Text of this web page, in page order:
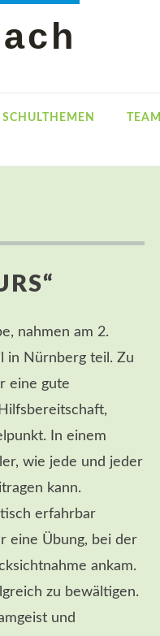
TEAM
nahmen am 2.
in Nürnberg teil. Zu
eine gute
In einem
wie jede und jeder
kann.
erfahrbar
eine Übung, bei der
ankam.
zu bewältigen.
und